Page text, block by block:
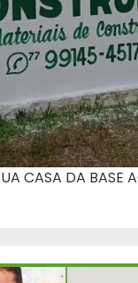
CASA DA BASE